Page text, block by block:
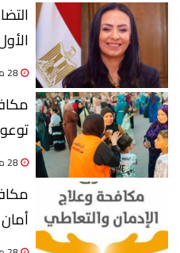
28 مايو 2026 12:43 م
28 مايو 2026 05:52 م